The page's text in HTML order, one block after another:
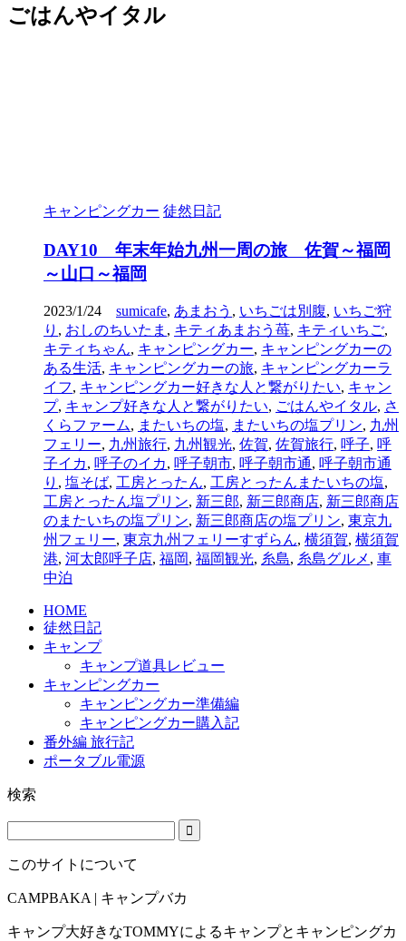
ごはんやイタル
キャンピングカー 徒然日記
DAY10 年末年始九州一周の旅 佐賀～福岡
～山口～福岡
2023/1/24 sumicafe, あまおう , いちごは別腹, いちご狩
り , おしのちいたま , キティあまおう苺, キティいちご,
キティちゃん, キャンピングカー, キャンピングカーの
ある生活, キャンピングカーの旅, キャンピングカーラ
イフ, キャンピングカー好きな人と繋がりたい, キャン
プ, キャンプ好きな人と繋がりたい, ごはんやイタル, さ
くらファーム, またいちの塩, またいちの塩プリン, 九州
フェリー, 九州旅行, 九州観光, 佐賀, 佐賀旅行, 呼子, 呼
子イカ, 呼子のイカ, 呼子朝市, 呼子朝市通, 呼子朝市通
り , 塩そば, 工房とったん, 工房とったんまたいちの塩,
工房とったん塩プリン, 新三郎, 新三郎商店, 新三郎商店
のまたいちの塩プリン, 新三郎商店の塩プリン, 東京九
州フェリー, 東京九州フェリーすずらん, 横須賀, 横須賀
港, 河太郎呼子店, 福岡, 福岡観光, 糸島, 糸島グルメ , 車
中泊
HOME
徒然日記
キャンプ
キャンプ道具レビュー
キャンピングカー
キャンピングカー準備編
キャンピングカー購入記
番外編 旅行記
ポータブル電源
検索
このサイトについて
CAMPBAKA | キャンプバカ
キャンプ大好きなTOMMYによるキャンプとキャンピングカ